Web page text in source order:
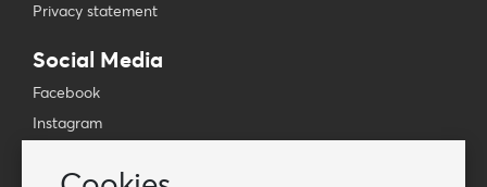
Privacy statement
Social Media
Facebook
Instagram